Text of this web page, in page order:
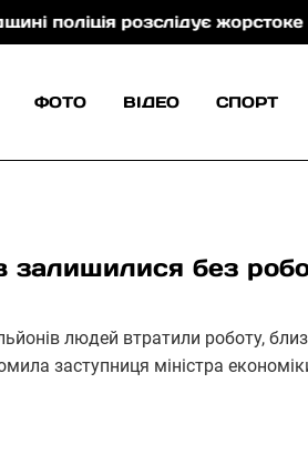
розслідує жорстоке
ФОТО ВІДЕО СПОРТ
залишилися без
людей втратили роботу,
заступниця міністра